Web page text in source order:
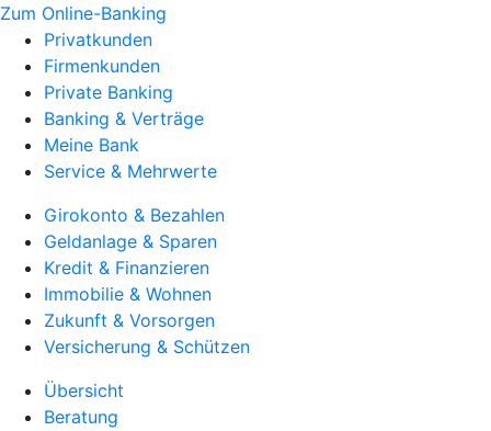
Zum Online-Banking
Privatkunden
Firmenkunden
Private Banking
Banking & Verträge
Meine Bank
Service & Mehrwerte
Girokonto & Bezahlen
Geldanlage & Sparen
Kredit & Finanzieren
Immobilie & Wohnen
Zukunft & Vorsorgen
Versicherung & Schützen
Übersicht
Beratung